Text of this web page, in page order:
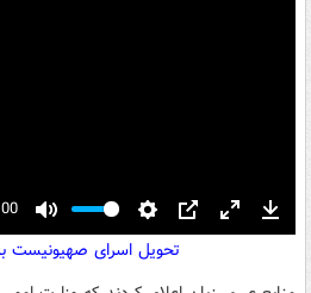
Mute Settings
PIP Enter
تحویل اسرای